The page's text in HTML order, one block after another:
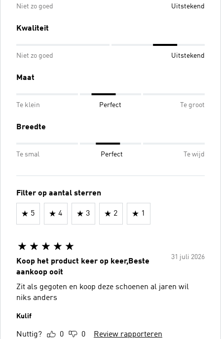
Niet zo goed Uitstekend
Kwaliteit
Niet zo goed Uitstekend
Maat
Te klein Perfect Te groot
Breedte
Te smal Perfect Te wijd
Filter op aantal sterren
5 4 3 2 1
31 juli 2026
Koop het product keer op keer,Beste
aankoop ooit
Zit als gegoten en koop deze schoenen al jaren wil
niks anders
Kulif
Nuttig? 0 0 Review rapporteren